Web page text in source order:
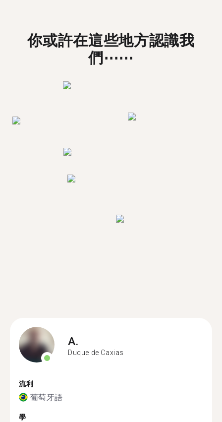
你或許在這些地方認識我
們⋯⋯
A.
Duque de Caxias
流利
葡萄牙語
學